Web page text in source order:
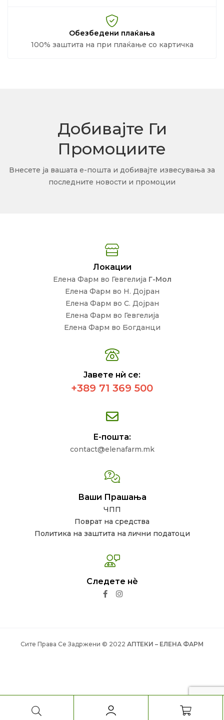
Обезбедени плаќања
100% заштита на при плаќање со картичка
Добивајте Ги
Промоциите
Внесете ја вашата е-пошта и добивајте извесувања за
последните новости и промоции
Локации
Елена Фарм во Гевгелија Г-Мол
Елена Фарм во Н. Дојран
Елена Фарм во С. Дојран
Елена Фарм во Гевгелија
Елена Фарм во Богданци
Јавете нѝ се:
+389 71 369 500
Е-пошта:
contact@elenafarm.mk
Ваши Прашања
ЧПП
Поврат на средства
Политика на заштита на лични податоци
Следете нѐ
Сите Права Се Задржени © 2022 АПТЕКИ – ЕЛЕНА ФАРМ